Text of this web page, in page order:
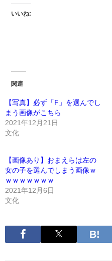
いいね:
関連
【写真】必ず「F」を選んでし
まう画像がこちら
2021年12月21日
文化
【画像あり】おまえらは左の
女の子を選んでしまう画像ｗ
ｗｗｗｗｗｗｗ
2021年12月6日
文化